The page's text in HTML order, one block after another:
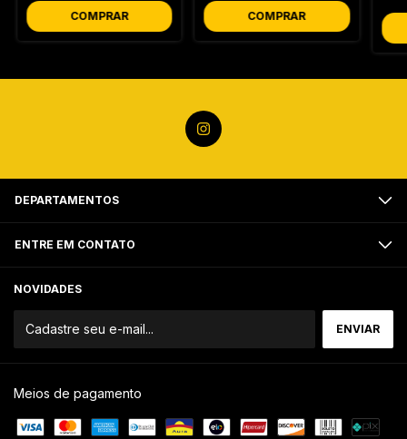
COMPRAR COMPRAR
DEPARTAMENTOS
ENTRE EM CONTATO
NOVIDADES
Meios de pagamento